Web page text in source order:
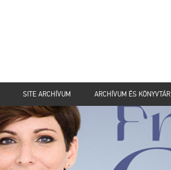
SITE ARCHÍVUM ARCHÍVUM ÉS KÖNYVTÁR